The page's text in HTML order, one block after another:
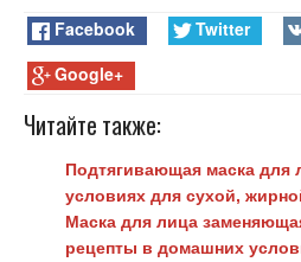
Facebook Twitter
Google+
Читайте также:
Подтягивающая маска для
условиях для сухой,
Маска для лица
рецепты в домашних